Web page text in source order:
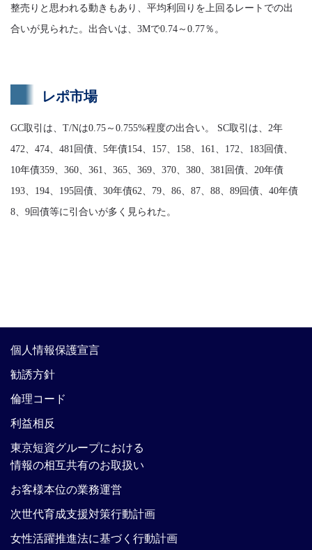
整売りと思われる動きもあり、平均利回りを上回るレートでの出
合いが見られた。出合いは、3Mで0.74～0.77％。
レポ市場
GC取引は、T/Nは0.75～0.755%程度の出合い。 SC取引は、2年
472、474、481回債、5年債154、157、158、161、172、183回債、
10年債359、360、361、365、369、370、380、381回債、20年債
193、194、195回債、30年債62、79、86、87、88、89回債、40年債
8、9回債等に引合いが多く見られた。
個人情報保護宣言
勧誘方針
倫理コード
利益相反
東京短資グループにおける
情報の相互共有のお取扱い
お客様本位の業務運営
次世代育成支援対策行動計画
女性活躍推進法に基づく行動計画